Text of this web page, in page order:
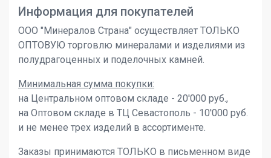
Информация для покупателей
ООО "Минералов Страна" осуществляет ТОЛЬКО
ОПТОВУЮ торговлю минералами и изделиями из
полудрагоценных и поделочных камней.
Минимальная сумма покупки:
на Центральном оптовом складе - 20'000 руб.,
на Оптовом складе в ТЦ Севастополь - 10'000 руб.
и не менее трех изделий в ассортименте.
Заказы принимаются ТОЛЬКО в письменном виде